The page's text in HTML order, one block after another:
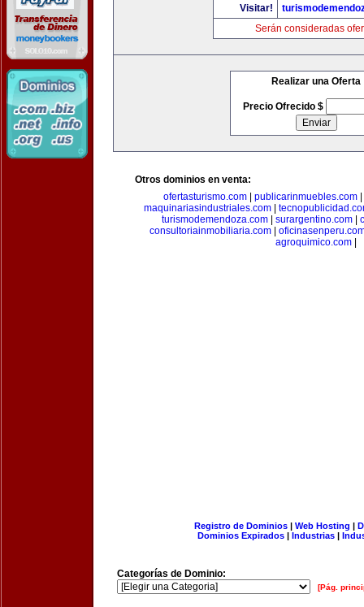
Visitar!
Serán consideradas
Realizar una Oferta
Precio Ofrecido $
Otros dominios en venta:
ofertasturismo.com
publicarinmuebles.com
maquinariasindustriales.com|
turismodemendoza.com| surargentino.com|
consultoriainmobiliaria.com
agroquimico.com
Registro de Dominios| Web Hosting |
Dominios Expirados | Industrias |
Categorías de Dominio:
[Pág.